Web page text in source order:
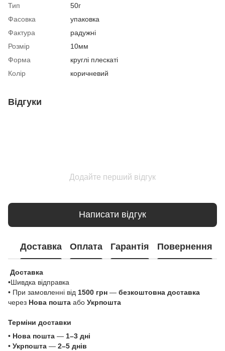
Тип
50г
Фасовка
упаковка
Фактура
радужні
Розмір
10мм
Форма
круглі плескаті
Колір
коричневий
Відгуки
Додайте перший відгук
Написати відгук
Доставка Оплата Гарантія Повернення
Доставка
•Шивдка відправка
• При замовленні від 1500 грн — безкоштовна доставка
через Нова пошта або Укрпошта
Терміни доставки
• Нова пошта — 1–3 дні
• Укрпошта — 2–5 днів